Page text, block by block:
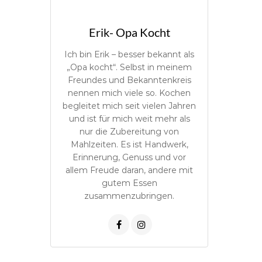
Erik- Opa Kocht
Ich bin Erik – besser bekannt als
„Opa kocht“. Selbst in meinem
Freundes und Bekanntenkreis
nennen mich viele so. Kochen
begleitet mich seit vielen Jahren
und ist für mich weit mehr als
nur die Zubereitung von
Mahlzeiten. Es ist Handwerk,
Erinnerung, Genuss und vor
allem Freude daran, andere mit
gutem Essen
zusammenzubringen.